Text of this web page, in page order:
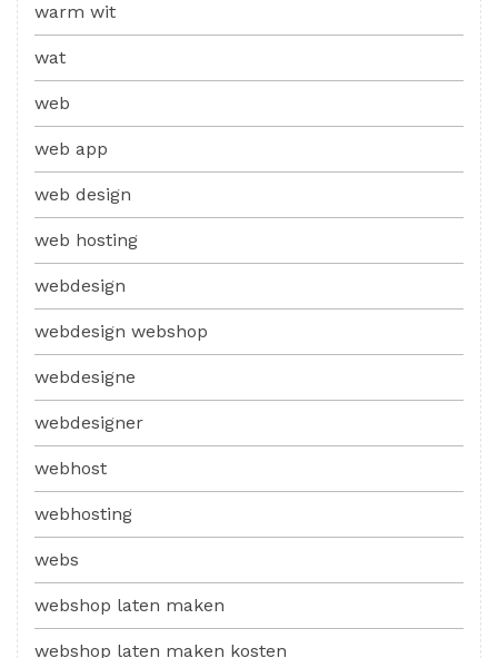
warm wit
wat
web
web app
web design
web hosting
webdesign
webdesign webshop
webdesigne
webdesigner
webhost
webhosting
webs
webshop laten maken
webshop laten maken kosten